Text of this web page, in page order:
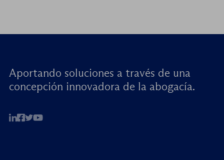
Aportando soluciones a través de una
concepción innovadora de la abogacía.